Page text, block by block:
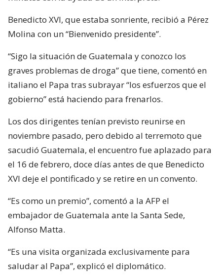
Benedicto XVI, que estaba sonriente, recibió a Pérez
Molina con un “Bienvenido presidente”.
“Sigo la situación de Guatemala y conozco los
graves problemas de droga” que tiene, comentó en
italiano el Papa tras subrayar “los esfuerzos que el
gobierno” está haciendo para frenarlos.
Los dos dirigentes tenían previsto reunirse en
noviembre pasado, pero debido al terremoto que
sacudió Guatemala, el encuentro fue aplazado para
el 16 de febrero, doce días antes de que Benedicto
XVI deje el pontificado y se retire en un convento.
“Es como un premio”, comentó a la AFP el
embajador de Guatemala ante la Santa Sede,
Alfonso Matta.
“Es una visita organizada exclusivamente para
saludar al Papa”, explicó el diplomático.